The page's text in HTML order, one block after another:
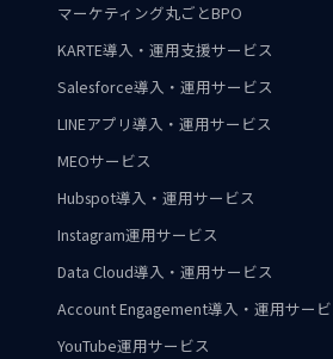
マーケティング丸ごとBPO
KARTE導入・運用支援サービス
Salesforce導入・運用サービス
LINEアプリ導入・運用サービス
MEOサービス
Hubspot導入・運用サービス
Instagram運用サービス
Data Cloud導入・運用サービス
Account Engagement導入・運用サー
YouTube運用サービス